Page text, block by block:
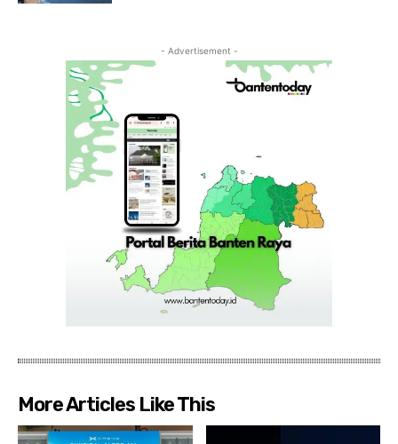
- Advertisement -
More Articles Like This